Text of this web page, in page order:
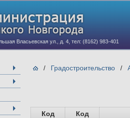
Власьевская ул., д. 4, тел: (8162) 983-401
/ Градостроительство /
Код
Код